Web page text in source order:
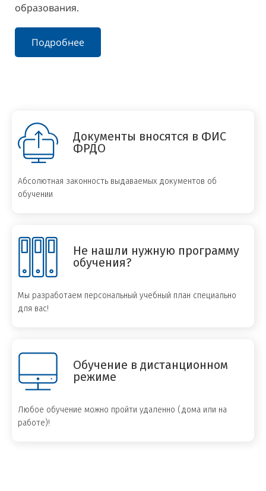
образования.
Подробнее
Документы вносятся в ФИС
ФРДО
Абсолютная законность выдаваемых документов об
обучении
Не нашли нужную программу
обучения?
Мы разработаем персональный учебный план специально
для вас!
Обучение в дистанционном
режиме
Любое обучение можно пройти удаленно (дома или на
работе)!